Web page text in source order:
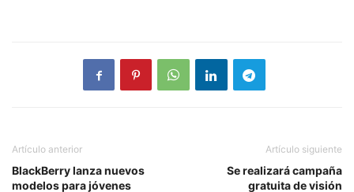
Artículo anterior
BlackBerry lanza nuevos
modelos para jóvenes
Artículo siguiente
Se realizará campaña
gratuita de visión